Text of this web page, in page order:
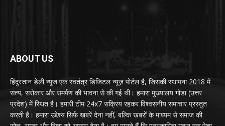
ABOUT US
हिंदुस्तान डेली न्यूज एक स्वतंत्र डिजिटल न्यूज़ पोर्टल है, जिसकी स्थापना 2018 में
सत्य, सरोकार और समर्पण की भावना से की गई थी। हमारा मुख्यालय गोंडा (उत्तर
प्रदेश) में स्थित है। हमारी टीम 24x7 सक्रिय रहकर विश्वसनीय समाचार प्रस्तुत
करती है। हमारा उद्देश्य सिर्फ खबरें देना नहीं, बल्कि खबरों के माध्यम से समाज की